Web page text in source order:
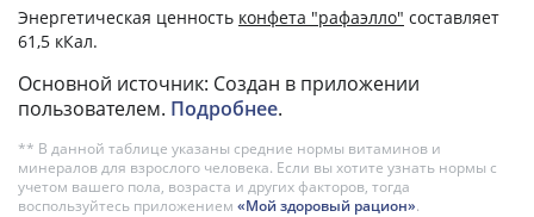
Энергетическая ценность конфета "рафаэлло" составляет
61,5 кКал.
Основной источник: Создан в приложении
пользователем. Подробнее.
** В данной таблице указаны средние нормы витаминов и
минералов для взрослого человека. Если вы хотите узнать нормы с
учетом вашего пола, возраста и других факторов, тогда
воспользуйтесь приложением «Мой здоровый рацион».